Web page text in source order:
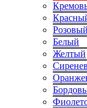
Розовый
Белый
Желтый